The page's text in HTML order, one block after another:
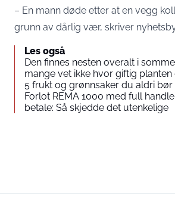
– En mann døde etter at en vegg
grunn av dårlig vær, skriver
Les også
Den finnes nesten overalt i
mange vet ikke hvor giftig planten
5 frukt og grønnsaker du aldri bør
Forlot REMA 1000 med full
betale: Så skjedde det utenkelige